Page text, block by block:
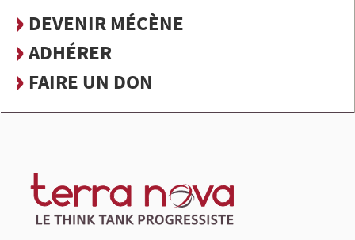
DEVENIR MÉCÈNE
ADHÉRER
FAIRE UN DON